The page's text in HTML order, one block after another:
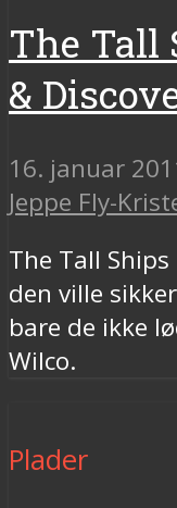
The Tall
&
16. januar
Jeppe Fly-
The Tall
den ville
bare de ikke
Wilco.
Plader